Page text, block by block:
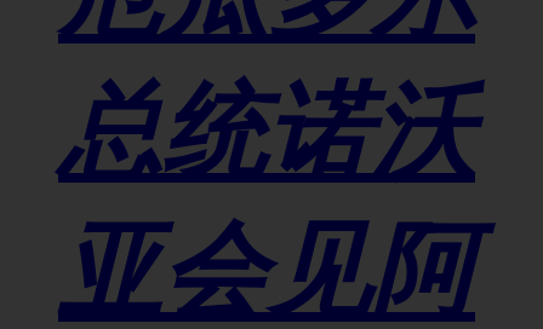
总统诺沃
亚会见阿